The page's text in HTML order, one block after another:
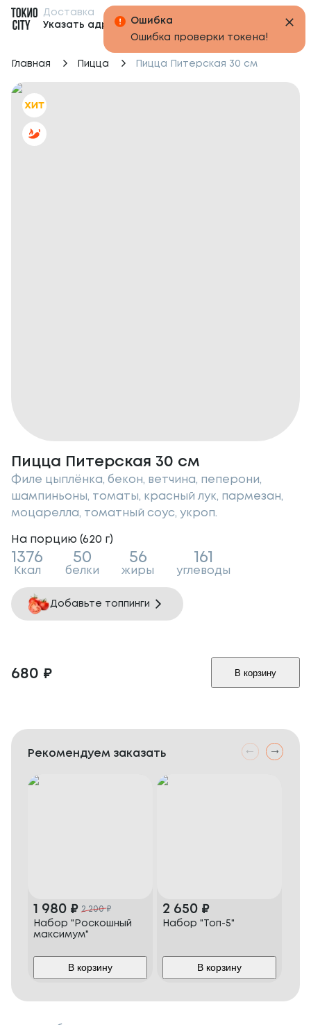
Доставка
Указать адрес
Главная Пицца Пицца Питерская 30 см
Пицца Питерская 30 см
Филе цыплёнка, бекон, ветчина, пеперони,
шампиньоны, томаты, красный лук, пармезан,
моцарелла, томатный соус, укроп.
На порцию (620 г)
1376
Ккал
50
белки
56
жиры
161
углеводы
Добавьте топпинги
680 ₽ В корзину
Рекомендуем заказать
1 980 ₽ 2 200₽
Набор "Роскошный
максимум"
В корзину
2 650 ₽
Набор "Топ-5"
В корзину